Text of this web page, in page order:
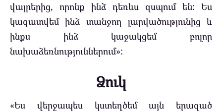
վայրերից, որոնք ինձ դեռևս զսպում են: Ես
կազատվեմ ինձ տանջող լարվածությունից և
ինքս ինձ կաջակցեմ բոլոր
նախաձեռնություններում»:
Ձուկ
«Ես վերջապես կստեղծեմ այն ​​երազած